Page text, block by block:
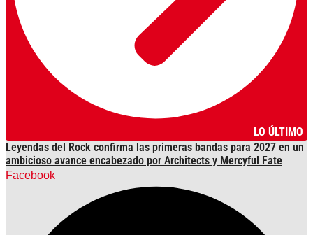
LO ÚLTIMO
Leyendas del Rock confirma las primeras bandas para 2027 en un
ambicioso avance encabezado por Architects y Mercyful Fate
Facebook